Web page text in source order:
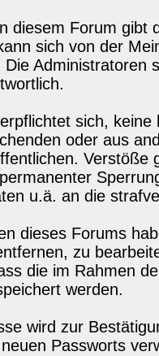
diesem Forum gibt
sich von der
Die Administratoren
sich,
oder aus
Verstöße
u.ä. an die
dieses Forums
zu
die im Rahmen
werden.
wird zur
Passworts